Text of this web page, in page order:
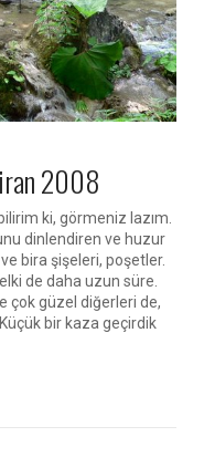
2008
ki, görmeniz lazım.
dinlendiren ve huzur
ve bira şişeleri, poşetler.
de daha uzun süre.
çok güzel diğerleri de,
bir kaza geçirdik